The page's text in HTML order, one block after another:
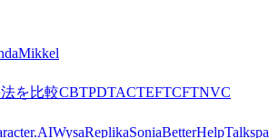
Mikkel
を比較CBTPDTACTEFTCFTNVC
WysaReplikaSoniaBetterHelp